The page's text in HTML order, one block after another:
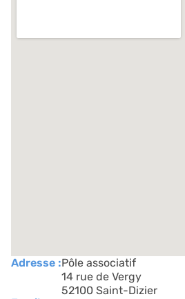
Adresse :Pôle associatif
14 rue de Vergy
52100 Saint-Dizier